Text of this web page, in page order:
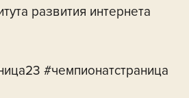
развития интернета
#чемпионатстраница